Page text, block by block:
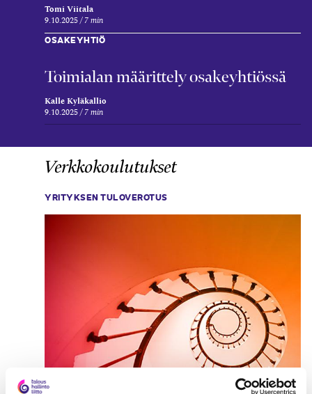
Tomi Viitala
9.10.2025 7 min
OSAKEYHTIÖ
Toimialan määrittely osakeyhtiössä
Kalle Kyläkallio
9.10.2025 7 min
Verkkokoulutukset
YRITYKSEN TULOVEROTUS